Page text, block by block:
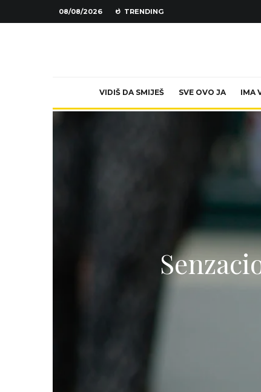
08/08/2026 TRENDING
VIDIŠ DA SMIJEŠ SVE OVO JA IMA